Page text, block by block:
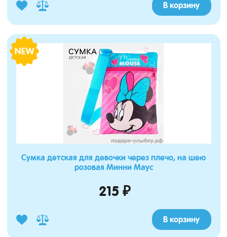
В корзину
NEW
Сумка детская для девочки через плечо, на шею
розовая Минни Маус
215 ₽
В корзину